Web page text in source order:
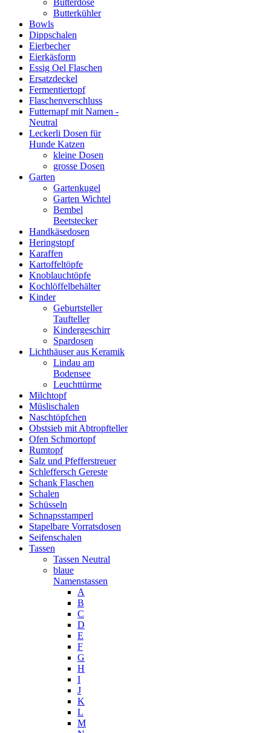
Butterdose
Butterkühler
Bowls
Dippschalen
Eierbecher
Eierkäsform
Essig Oel Flaschen
Ersatzdeckel
Fermentiertopf
Flaschenverschluss
Futternapf mit Namen -
Neutral
Leckerli Dosen für
Hunde Katzen
kleine Dosen
grosse Dosen
Garten
Gartenkugel
Garten Wichtel
Bembel
Beetstecker
Handkäsedosen
Heringstopf
Karaffen
Kartoffeltöpfe
Knoblauchtöpfe
Kochlöffelbehälter
Kinder
Geburtsteller
Taufteller
Kindergeschirr
Spardosen
Lichthäuser aus Keramik
Lindau am
Bodensee
Leuchttürme
Milchtopf
Müslischalen
Naschtöpfchen
Obstsieb mit Abtropfteller
Ofen Schmortopf
Rumtopf
Salz und Pfefferstreuer
Schleffersch Gereste
Schank Flaschen
Schalen
Schüsseln
Schnapsstamperl
Stapelbare Vorratsdosen
Seifenschalen
Tassen
Tassen Neutral
blaue
Namenstassen
A
B
C
D
E
F
G
H
I
J
K
L
M